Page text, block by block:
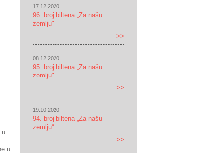
u
u
17.12.2020
96. broj biltena „Za našu
zemlju"
>>
08.12.2020
95. broj biltena „Za našu
zemlju"
>>
19.10.2020
94. broj biltena „Za našu
zemlju“
>>